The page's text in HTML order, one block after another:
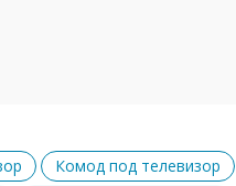
Комод под телевизор